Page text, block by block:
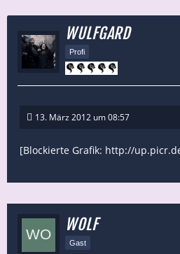
WULFGARD
Profi
13. März 2012 um 08:57
[Blockierte Grafik: http://
WOLF
Gast